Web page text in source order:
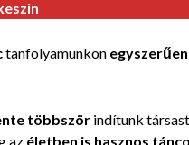
tanfolyamunkon egyszerűen
többször indítunk
az életben is hasznos